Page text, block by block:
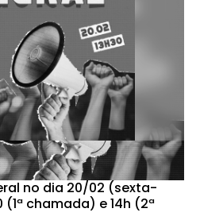
resultado das eleições